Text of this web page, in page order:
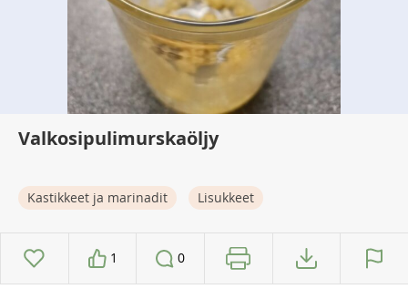
Valkosipulimurskaöljy
Kastikkeet ja marinadit Lisukkeet
1 0